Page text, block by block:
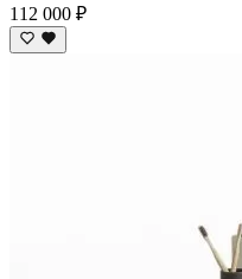
112 000 ₽